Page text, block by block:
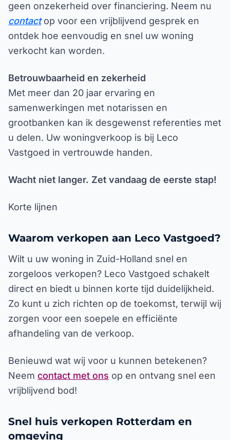
geen onzekerheid over financiering. Neem nu
contactop voor een vrijblijvend gesprek en
ontdek hoe eenvoudig en snel uw woning
verkocht kan worden.
Betrouwbaarheid en zekerheid
Met meer dan 20 jaar ervaring en
samenwerkingen met notarissen en
grootbanken kan ik desgewenst referenties met
u delen. Uw woningverkoop is bij Leco
Vastgoed in vertrouwde handen.
Wacht niet langer. Zet vandaag de eerste stap!
Korte lijnen
Waarom verkopen aan Leco Vastgoed?
Wilt u uw woning in Zuid-Holland snel en
zorgeloos verkopen? Leco Vastgoed schakelt
direct en biedt u binnen korte tijd duidelijkheid.
Zo kunt u zich richten op de toekomst, terwijl wij
zorgen voor een soepele en efficiënte
afhandeling van de verkoop.
Benieuwd wat wij voor u kunnen betekenen?
Neem contact met ons op en ontvang snel een
vrijblijvend bod!
Snel huis verkopen Rotterdam en
omgeving